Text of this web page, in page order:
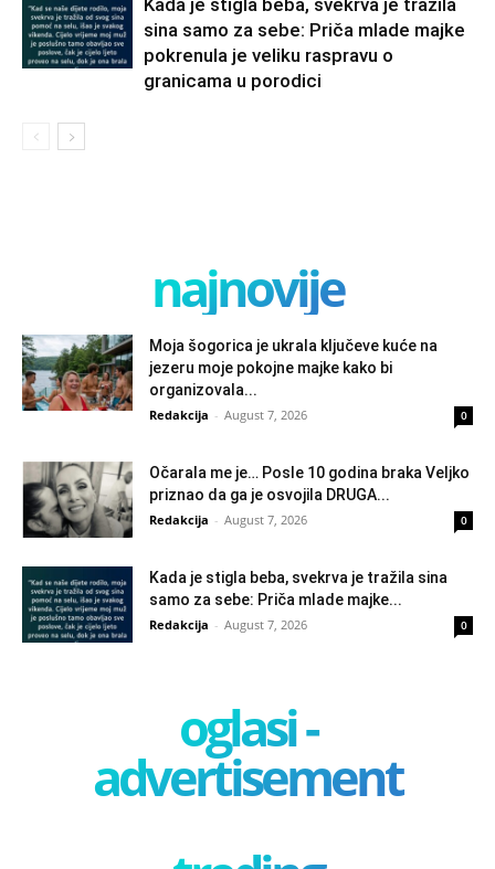
sina samo za sebe: Priča mlade majke
pokrenula je veliku raspravu o
granicama u porodici
najnovije
Moja šogorica je ukrala ključeve kuće na
jezeru moje pokojne majke kako bi
organizovala...
Redakcija - August 7, 2026 0
Očarala me je… Posle 10 godina braka Veljko
priznao da ga je osvojila DRUGA...
Redakcija - August 7, 2026 0
Kada je stigla beba, svekrva je tražila sina
samo za sebe: Priča mlade majke...
Redakcija - August 7, 2026 0
oglasi -
advertisement